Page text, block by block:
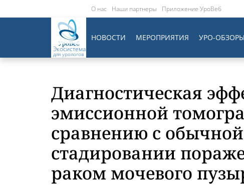
О нас Наши партнеры Приложение УроВеб
Экосистема
для урологов
НОВОСТИ МЕРОПРИЯТИЯ УРО-ОБЗОРЫ
Диагностическая
эмиссионной
сравнению с
стадировании
раком мочевого